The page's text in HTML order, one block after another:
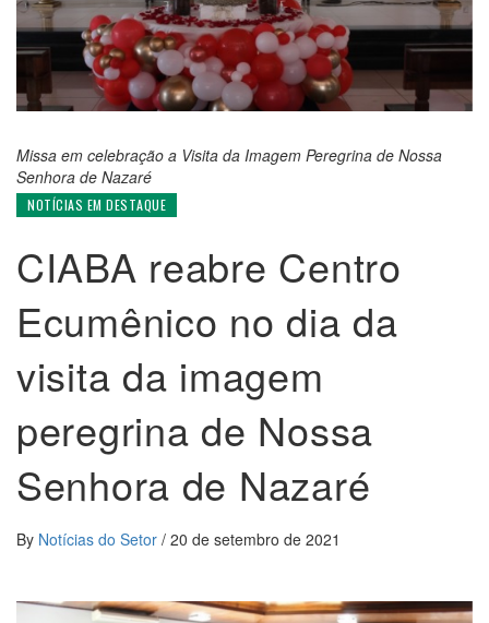
Missa em celebração a Visita da Imagem Peregrina de Nossa
Senhora de Nazaré
NOTÍCIAS EM DESTAQUE
CIABA reabre Centro
Ecumênico no dia da
visita da imagem
peregrina de Nossa
Senhora de Nazaré
By Notícias do Setor / 20 de setembro de 2021